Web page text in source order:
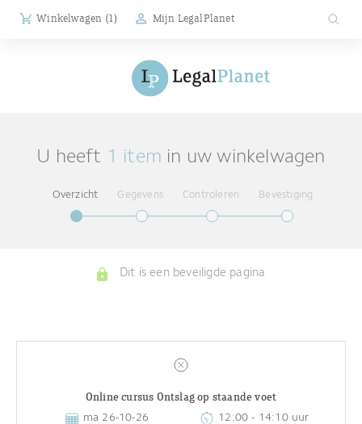
Winkelwagen (1) Mijn LegalPlanet
U heeft 1 item in uw winkelwagen
Overzicht Gegevens Controleren Bevestiging
Dit is een beveiligde pagina
Online cursus Ontslag op staande voet
ma 26-10-26 12:00 - 14:10 uur